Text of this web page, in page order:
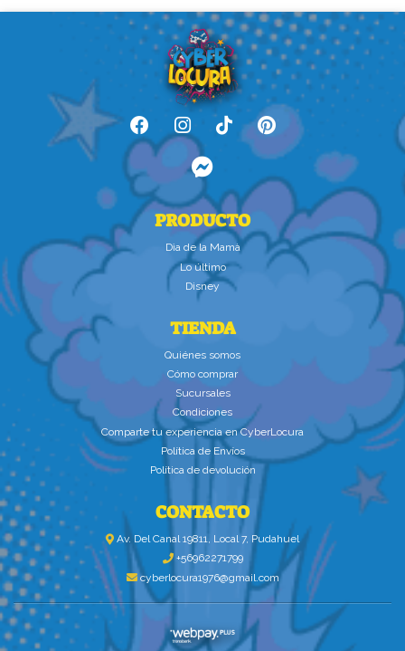
PRODUCTO
Dìa de la Mamà
Lo último
Disney
TIENDA
Quiénes somos
Cómo comprar
Sucursales
Condiciones
Comparte tu experiencia en CyberLocura
Política de Envíos
Política de devolución
CONTACTO
Av. Del Canal 19811, Local 7, Pudahuel
+56962271799
cyberlocura1976@gmail.com